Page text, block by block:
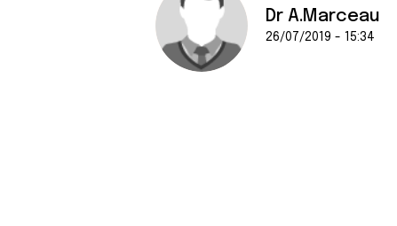
Dr A.Marceau
26/07/2019 - 15:34